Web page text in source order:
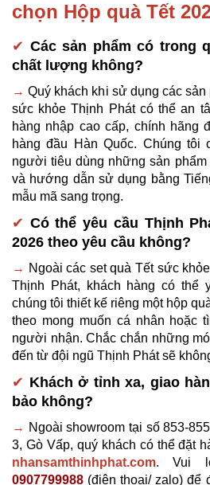
chọn Hộp quà Tết
✔ Các sản phẩm có trong
chất lượng không?
→ Quý khách khi sử dụng các
sức khỏe Thịnh Phát có thể an
hàng nhập cao cấp, chính hãng
hàng đầu Hàn Quốc. Chúng tôi
người tiêu dùng những sản
và hướng dẫn sử dụng bằng
mẫu mã sang trọng.
✔ Có thể yêu cầu Thịnh
2026 theo yêu cầu không?
→ Ngoài các set quà Tết sức
Thịnh Phát, khách hàng có thể
chúng tôi thiết kế riêng một hộp
theo mong muốn cá nhân hoặc
người nhận. Chắc chắn những
đến từ đội ngũ Thịnh Phát sẽ
✔ Khách ở tỉnh xa, giao
bảo không?
→ Ngoài showroom tại số 853-
nhansamthinhphat.com
0907799988 (điện thoại/ zalo) để